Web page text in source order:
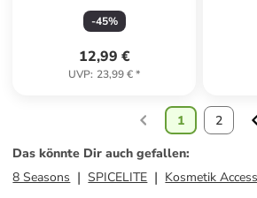
-45%
12,99 €
UVP: 23,99 €*
1
2
Das könnte Dir auch gefallen:
8 Seasons
SPICELITE Kosmetik